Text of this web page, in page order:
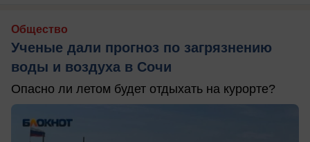
Общество
Ученые дали прогноз по загрязнению
воды и воздуха в Сочи
Опасно ли летом будет отдыхать на курорте?